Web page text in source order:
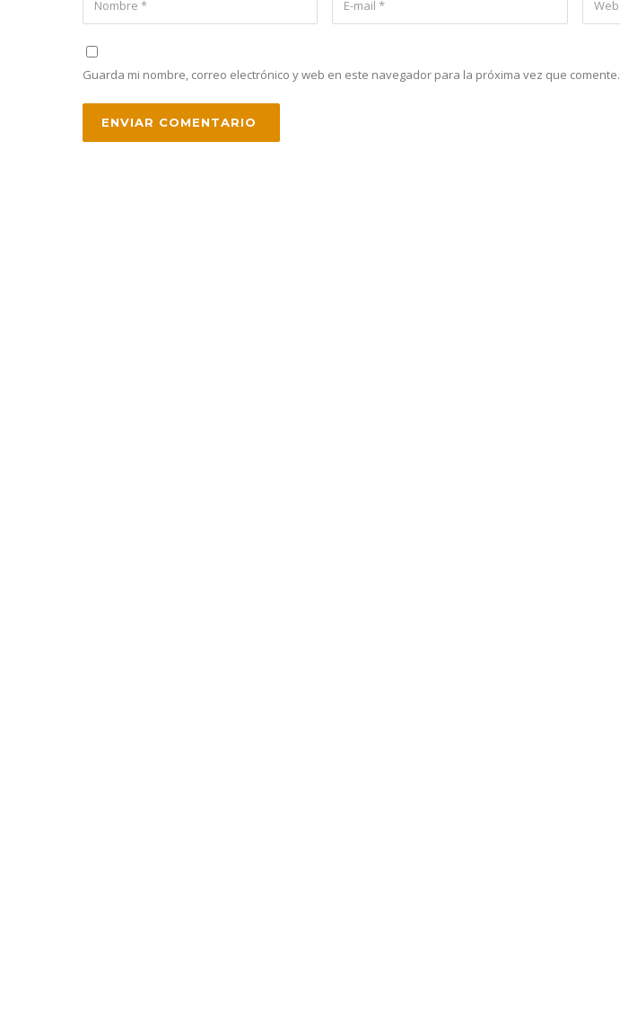
Guarda mi nombre, correo electrónico y web en este navegador para la próxima vez que comente.